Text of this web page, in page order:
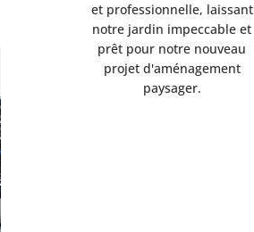
et professionnelle, laissant
notre jardin impeccable et
prêt pour notre nouveau
projet d'aménagement
paysager.